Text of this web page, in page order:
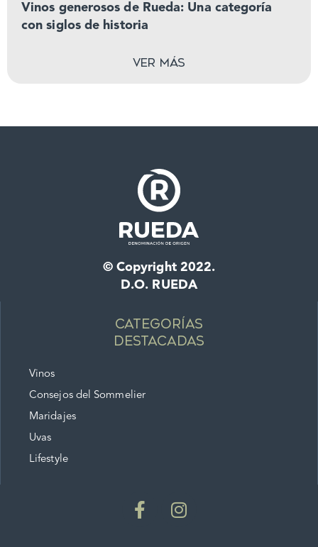
Vinos generosos de Rueda: Una categoría
con siglos de historia
Ver más
© Copyright 2022.
D.O. RUEDA
Categorías
destacadas
Vinos
Consejos del Sommelier
Maridajes
Uvas
Lifestyle